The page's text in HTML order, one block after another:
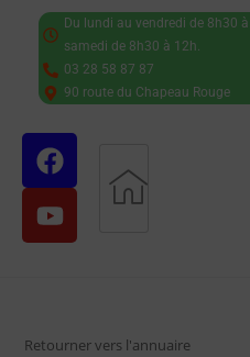
Du lundi au vendredi de 8h30
samedi de 8h30 à 12h.
03 28 58 87 87
90 route du Chapeau Rouge
Retourner vers l'annuaire